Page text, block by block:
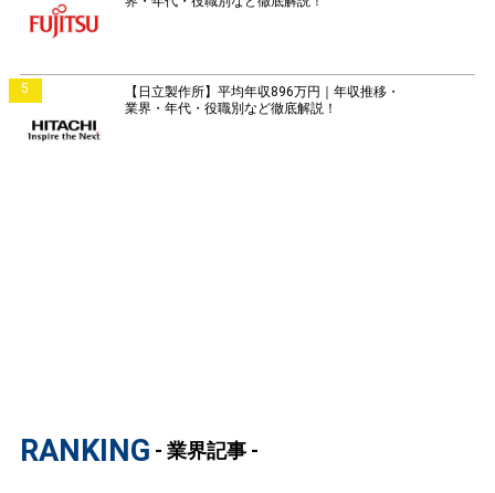
5
【日立製作所】平均年収896万円｜年収推移・
業界・年代・役職別など徹底解説！
RANKING - 業界記事 -